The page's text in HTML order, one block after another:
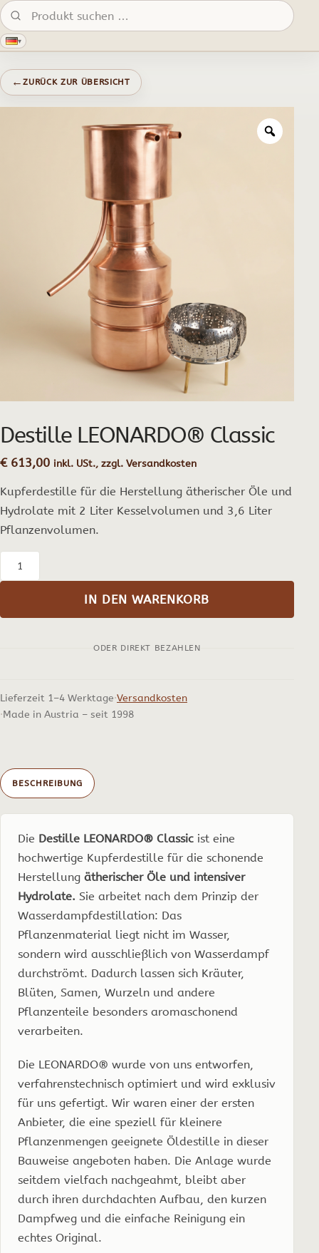
Produkte suchen:
▾
←ZURÜCK ZUR ÜBERSICHT
Destille LEONARDO® Classic
€613,00 inkl. USt., zzgl. Versandkosten
Kupferdestille für die Herstellung ätherischer Öle und
Hydrolate mit 2 Liter Kesselvolumen und 3,6 Liter
Pflanzenvolumen.
Classic
IN DEN WARENKORB
ODER DIREKT BEZAHLEN
Lieferzeit 1–4 Werktage Versandkosten
Made in Austria – seit 1998
BESCHREIBUNG
Die Destille LEONARDO® Classic ist eine
hochwertige Kupferdestille für die schonende
Herstellung ätherischer Öle und intensiver
Hydrolate. Sie arbeitet nach dem Prinzip der
Wasserdampfdestillation: Das
Pflanzenmaterial liegt nicht im Wasser,
sondern wird ausschließlich von Wasserdampf
durchströmt. Dadurch lassen sich Kräuter,
Blüten, Samen, Wurzeln und andere
Pflanzenteile besonders aromaschonend
verarbeiten.
Die LEONARDO® wurde von uns entworfen,
verfahrenstechnisch optimiert und wird exklusiv
für uns gefertigt. Wir waren einer der ersten
Anbieter, die eine speziell für kleinere
Pflanzenmengen geeignete Öldestille in dieser
Bauweise angeboten haben. Die Anlage wurde
seitdem vielfach nachgeahmt, bleibt aber
durch ihren durchdachten Aufbau, den kurzen
Dampfweg und die einfache Reinigung ein
echtes Original.